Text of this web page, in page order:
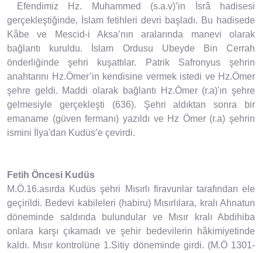
Efendimiz Hz. Muhammed (s.a.v)’in İsrâ hadisesi
gerçekleştiğinde, İslam fetihleri devri başladı. Bu hadisede
Kâbe ve Mescid-i Aksa’nın aralarında manevi olarak
bağlantı kuruldu. İslam Ordusu Ubeyde Bin Cerrah
önderliğinde şehri kuşattılar. Patrik Safronyus şehrin
anahtarını Hz.Ömer’in kendisine vermek istedi ve Hz.Ömer
şehre geldi. Maddi olarak bağlantı Hz.Ömer (r.a)'ın şehre
gelmesiyle gerçekleşti (636). Şehri aldıktan sonra bir
emaname (güven fermanı) yazıldı ve Hz Ömer (r.a) şehrin
ismini İlya'dan Kudüs’e çevirdi.
Fetih Öncesi Kudüs
M.Ö.16.asırda Kudüs şehri Mısırlı firavunlar tarafından ele
geçirildi. Bedevi kabileleri (habiru) Mısırlılara, kralı Ahnatun
döneminde saldırıda bulundular ve Mısır kralı Abdihiba
onlara karşı çıkamadı ve şehir bedevilerin hâkimiyetinde
kaldı. Mısır kontrolüne 1.Sitiy döneminde girdi. (M.Ö 1301-